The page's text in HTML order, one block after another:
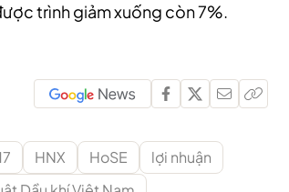
trình giảm xuống còn 7%.
HNX HoSE
lợi nhuận